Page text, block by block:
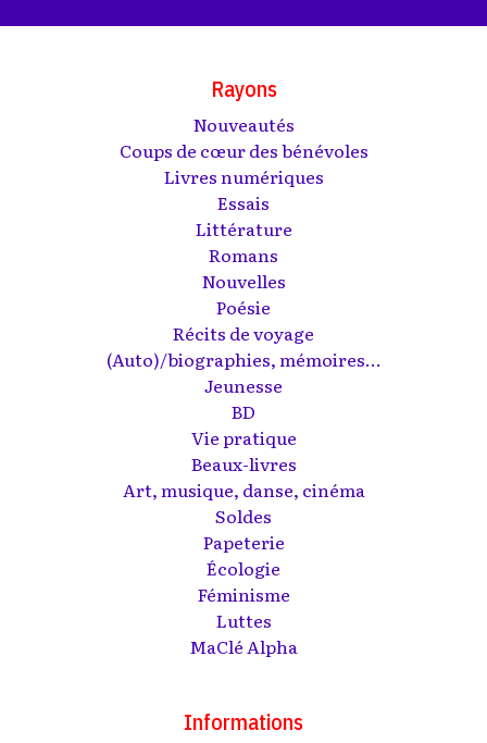
Rayons
Nouveautés
Coups de cœur des bénévoles
Livres numériques
Essais
Littérature
Romans
Nouvelles
Poésie
Récits de voyage
(Auto)/biographies, mémoires...
Jeunesse
BD
Vie pratique
Beaux-livres
Art, musique, danse, cinéma
Soldes
Papeterie
Écologie
Féminisme
Luttes
MaClé Alpha
Informations